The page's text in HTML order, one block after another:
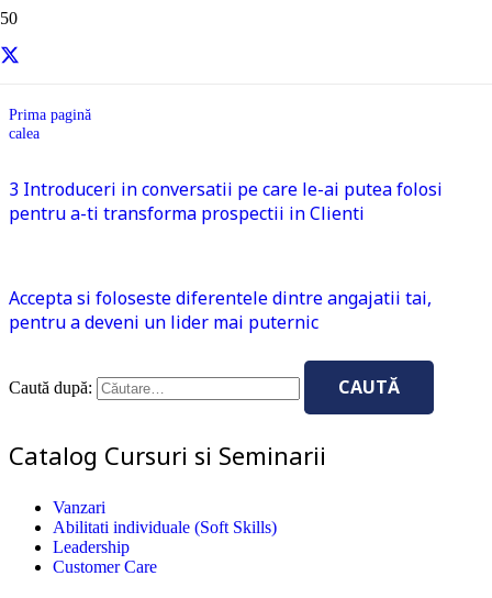
calea
Prima pagină
calea
3 Introduceri in conversatii pe care le-ai putea folosi
pentru a-ti transforma prospectii in Clienti
Accepta si foloseste diferentele dintre angajatii tai,
pentru a deveni un lider mai puternic
Caută după:
Catalog Cursuri si Seminarii
Vanzari
Abilitati individuale (Soft Skills)
Leadership
Customer Care